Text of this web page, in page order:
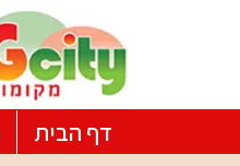
דף הבית